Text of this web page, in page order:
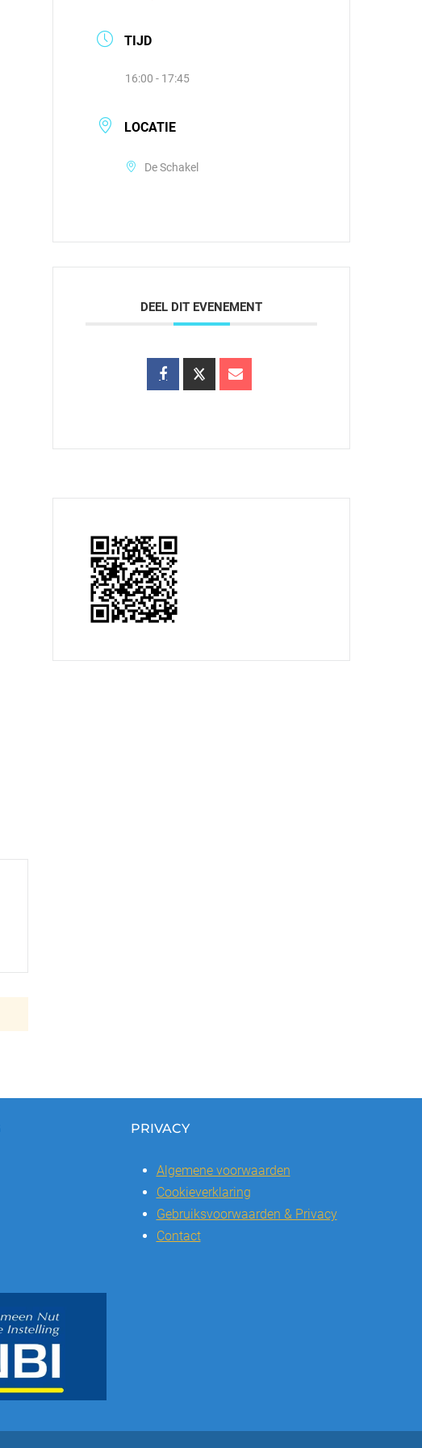
TIJD
16:00 - 17:45
LOCATIE
De Schakel
DEEL DIT EVENEMENT
PRIVACY
Algemene voorwaarden
Cookieverklaring
Gebruiksvoorwaarden & Privacy
Contact